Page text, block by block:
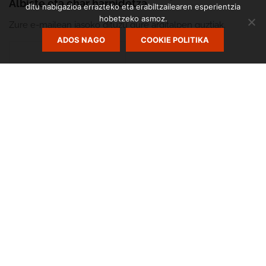
Albiste eta ohar harpidetza
Zure e-mailean jasoko dituzu gure argitalpen guztiak.
ditu nabigazioa errazteko eta erabiltzailearen esperientzia
hobetzeko asmoz.
ADOS NAGO COOKIE POLITIKA